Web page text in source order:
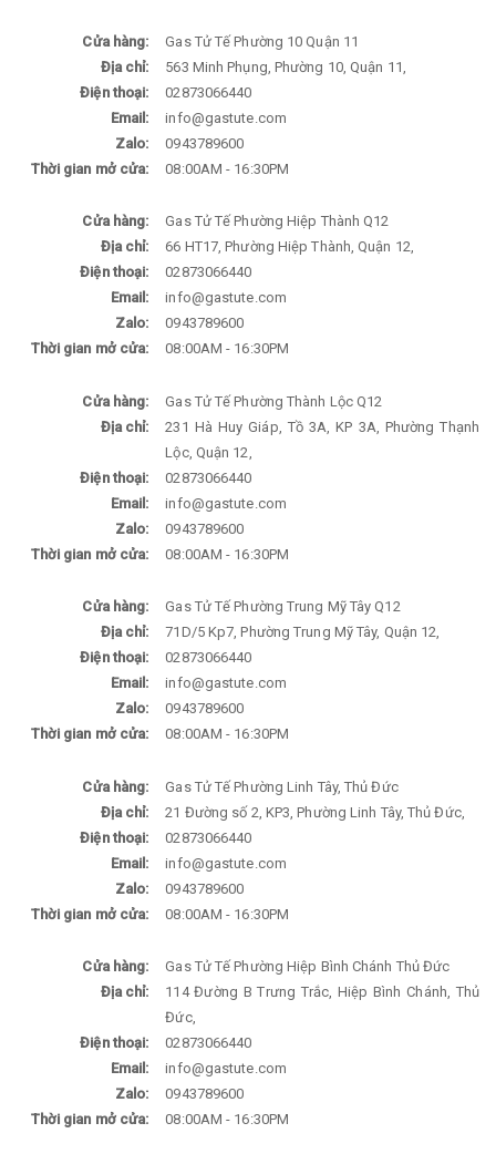
Cửa hàng:
Gas Tử Tế Phường 10 Quận 11
Địa chỉ:
563 Minh Phụng, Phường 10, Quận 11,
Điện thoại:
02873066440
Email:
info@gastute.com
Zalo:
0943789600
Thời gian mở cửa:
08:00AM - 16:30PM
Cửa hàng:
Gas Tử Tế Phường Hiệp Thành Q12
Địa chỉ:
66 HT17, Phường Hiệp Thành, Quận 12,
Điện thoại:
02873066440
Email:
info@gastute.com
Zalo:
0943789600
Thời gian mở cửa:
08:00AM - 16:30PM
Cửa hàng:
Gas Tử Tế Phường Thành Lộc Q12
Địa chỉ:
231 Hà Huy Giáp, Tồ 3A, KP 3A, Phường Thạnh
Lộc, Quận 12,
Điện thoại:
02873066440
Email:
info@gastute.com
Zalo:
0943789600
Thời gian mở cửa:
08:00AM - 16:30PM
Cửa hàng:
Gas Tử Tế Phường Trung Mỹ Tây Q12
Địa chỉ:
71D/5 Kp7, Phường Trung Mỹ Tây, Quận 12,
Điện thoại:
02873066440
Email:
info@gastute.com
Zalo:
0943789600
Thời gian mở cửa:
08:00AM - 16:30PM
Cửa hàng:
Gas Tử Tế Phường Linh Tây, Thủ Đức
Địa chỉ:
21 Đường số 2, KP3, Phường Linh Tây, Thủ Đức,
Điện thoại:
02873066440
Email:
info@gastute.com
Zalo:
0943789600
Thời gian mở cửa:
08:00AM - 16:30PM
Cửa hàng:
Gas Tử Tế Phường Hiệp Bình Chánh Thủ Đức
Địa chỉ:
114 Đường B Trưng Trắc, Hiệp Bình Chánh, Thủ
Đức,
Điện thoại:
02873066440
Email:
info@gastute.com
Zalo:
0943789600
Thời gian mở cửa:
08:00AM - 16:30PM